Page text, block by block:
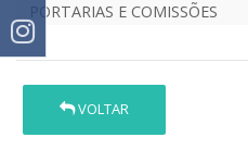
PORTARIAS E COMISSÕES
VOLTAR